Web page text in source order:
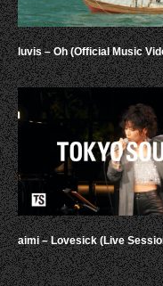
luvis – Oh (Official Music
aimi – Lovesick (Live